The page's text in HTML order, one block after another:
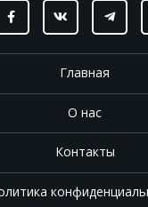
Главная
О нас
Контакты